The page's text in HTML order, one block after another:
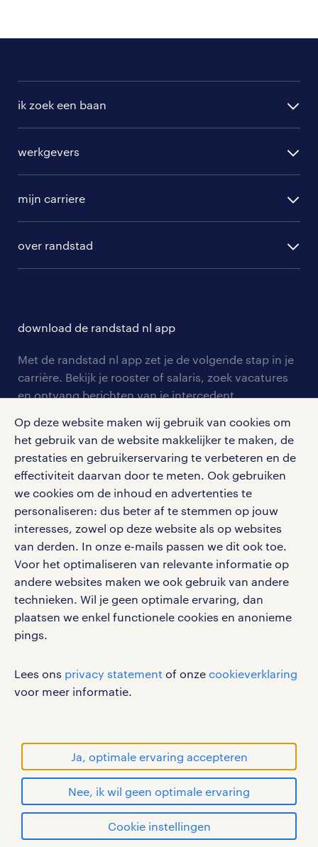
Op deze website maken wij gebruik van cookies om
het gebruik van de website makkelijker te maken, de
prestaties en gebruikerservaring te verbeteren en de
effectiviteit daarvan door te meten. Ook gebruiken
we cookies om de inhoud en advertenties te
personaliseren: dus beter af te stemmen op jouw
interesses, zowel op deze website als op websites
van derden. In onze e-mails passen we dit ook toe.
Voor het optimaliseren van relevante informatie op
andere websites maken we ook gebruik van andere
technieken. Wil je geen optimale ervaring, dan
plaatsen we enkel functionele cookies en anonieme
pings.
Lees ons privacy statement of onze cookieverklaring
voor meer informatie.
Ja, optimale ervaring accepteren
Nee, ik wil geen optimale ervaring
Cookie instellingen
solliciteren
ik zoek een baan
randstad professional
randstad digital
werkgevers
hr-diensten
branches
tarieven
personeel gezocht
aanmelden nieuwsbrief
mijn carriere
solliciteren
blogs en artikelen
bruto-netto calculator
over randstad
onze vestigingen
pers
klachten en misstanden
download de randstad nl app
Met de randstad nl app zet je de volgende stap in je
carrière. Bekijk je rooster of salaris, zoek vacatures
en ontvang berichten van je intercedent.
apple app store
google play store
social media
Volg ons voor de leukste content omtrent
vacatures, solliciteren en inspiratie.
gebruikersvoorwaarden
disclaimer
sitemap
RANDSTAD, HUMAN FORWARD en SHAPING THE
WORLD OF WORK zijn geregistreerde
handelsmerken van Randstad N.V.